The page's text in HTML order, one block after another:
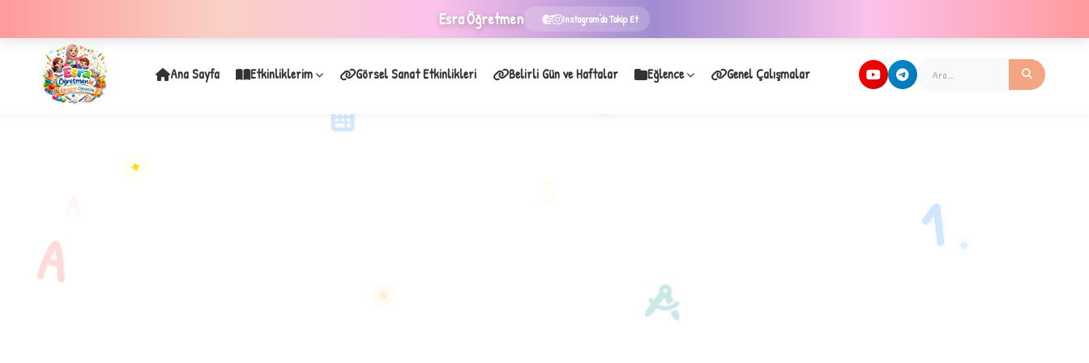
EsraÖğretmen Instagram'da Takip Et
✦
✧
Ana Sayfa Etkinliklerim Görsel Sanat Etkinlikleri Belirli Gün ve Haftalar Eğlence Genel Çalışmalar
A 1